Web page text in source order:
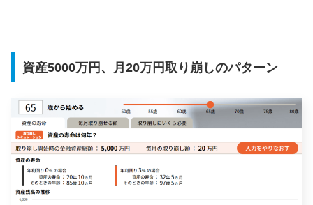
資産5000万円、月20万円取り崩しのパターン